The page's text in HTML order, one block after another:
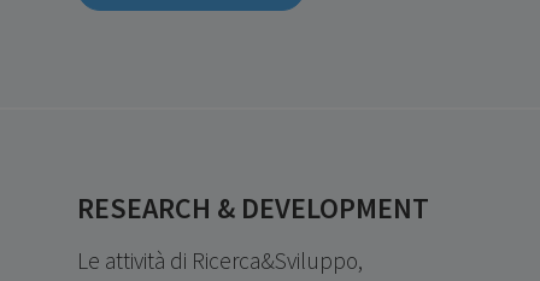
RESEARCH & DEVELOPMENT
Le attività di Ricerca&Sviluppo,